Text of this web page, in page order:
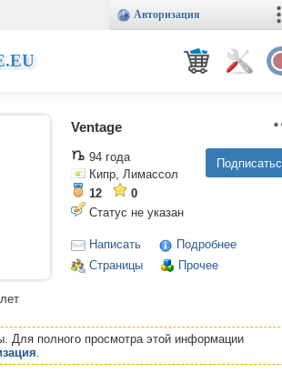
Авторизация
Ventage
94 года
Кипр, Лимассол
12
0
Статус не указан
Написать
Подробнее
Страницы
Прочее
Для полного просмотра этой информации
.